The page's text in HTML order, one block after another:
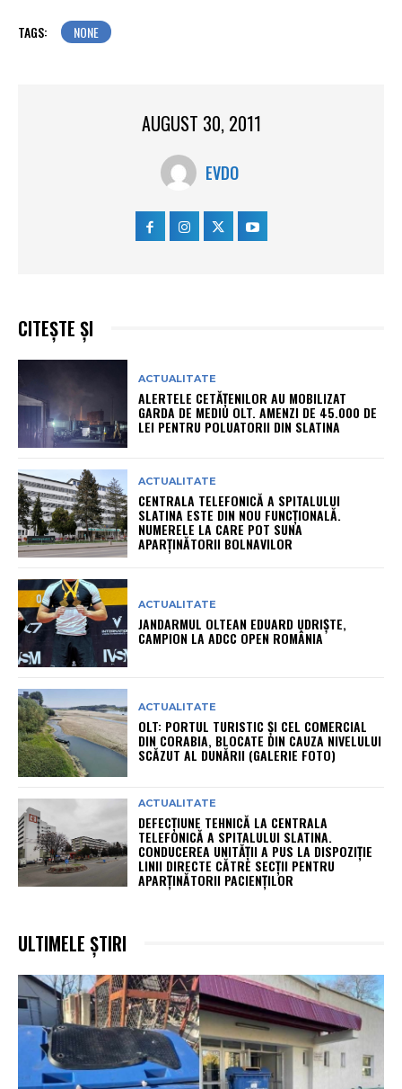
TAGS: NONE
AUGUST 30, 2011
EVDO
CITEȘTE ȘI
ACTUALITATE
ALERTELE CETĂȚENILOR AU MOBILIZAT
GARDA DE MEDIU OLT. AMENZI DE 45.000 DE
LEI PENTRU POLUATORII DIN SLATINA
ACTUALITATE
CENTRALA TELEFONICĂ A SPITALULUI
SLATINA ESTE DIN NOU FUNCȚIONALĂ.
NUMERELE LA CARE POT SUNA
APARȚINĂTORII BOLNAVILOR
ACTUALITATE
JANDARMUL OLTEAN EDUARD UDRIȘTE,
CAMPION LA ADCC OPEN ROMÂNIA
ACTUALITATE
OLT: PORTUL TURISTIC ȘI CEL COMERCIAL
DIN CORABIA, BLOCATE DIN CAUZA NIVELULUI
SCĂZUT AL DUNĂRII (GALERIE FOTO)
ACTUALITATE
DEFECȚIUNE TEHNICĂ LA CENTRALA
TELEFONICĂ A SPITALULUI SLATINA.
CONDUCEREA UNITĂȚII A PUS LA DISPOZIȚIE
LINII DIRECTE CĂTRE SECȚII PENTRU
APARȚINĂTORII PACIENȚILOR
ULTIMELE ȘTIRI